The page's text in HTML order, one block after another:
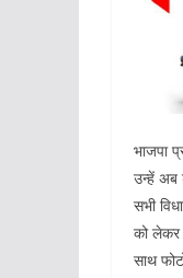
भाजपा
उन्हें अब
सभी
को लेकर
साथ